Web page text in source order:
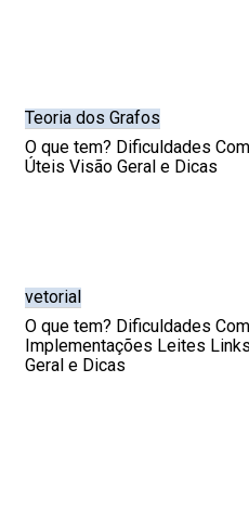
Teoria dos Grafos
O que tem? Dificuldades
Úteis Visão Geral e Dicas
vetorial
O que tem? Dificuldades
Implementações Leites
Geral e Dicas